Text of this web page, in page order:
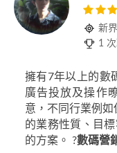
新界
1
擁有7年以上的數
廣告投放及操作
意，不同行業例如
的業務性質、目
的方案。 ?️數碼營